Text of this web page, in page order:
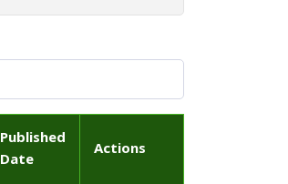
Published
Date
Actions